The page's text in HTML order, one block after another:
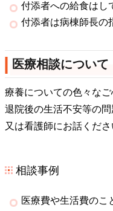
付添者への給食はし
付添者は病棟師長の
医療相談について
療養についての色々な
退院後の生活不安等の
又は看護師にお話くださ
相談事例
医療費や生活費のこ